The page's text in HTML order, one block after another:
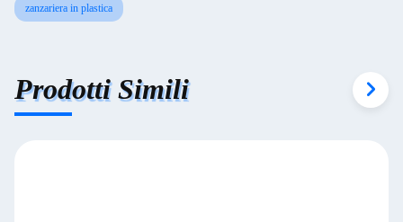
zanzariera in plastica
Prodotti Simili